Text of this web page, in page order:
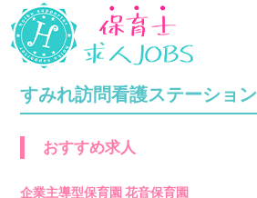
すみれ訪問看護ステーション
おすすめ求人
企業主導型保育園 花音保育園